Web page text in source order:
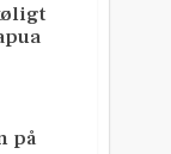
på